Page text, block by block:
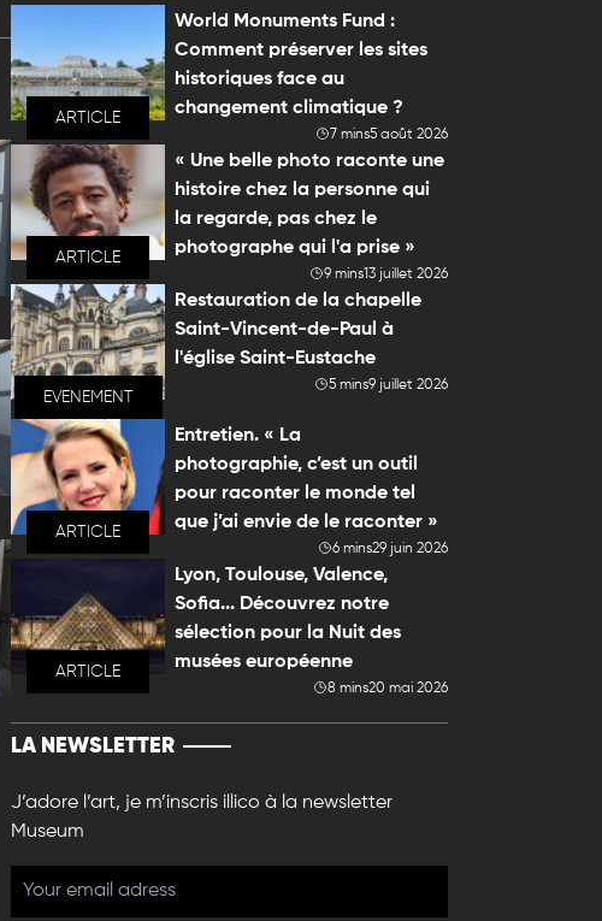
ARTICLE
World Monuments Fund :
Comment préserver les sites
historiques face au
changement climatique ?
7 mins5 août 2026
ARTICLE
« Une belle photo raconte une
histoire chez la personne qui
la regarde, pas chez le
photographe qui l'a prise »
9 mins13 juillet 2026
EVENEMENT
Restauration de la chapelle
Saint-Vincent-de-Paul à
l'église Saint-Eustache
5 mins9 juillet 2026
ARTICLE
Entretien. « La
photographie, c’est un outil
pour raconter le monde tel
que j’ai envie de le raconter »
6 mins29 juin 2026
ARTICLE
Lyon, Toulouse, Valence,
Sofia... Découvrez notre
sélection pour la Nuit des
musées européenne
8 mins20 mai 2026
LA NEWSLETTER
J’adore l’art, je m’inscris illico à la newsletter
Museum